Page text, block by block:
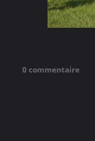
0 commentaire